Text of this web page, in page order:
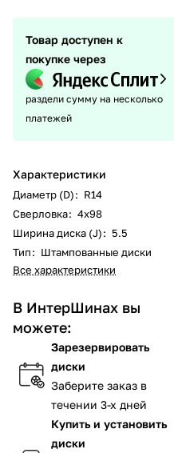
Товар доступен к
покупке через
раздели сумму на несколько
платежей
Характеристики
Диаметр (D): R14
Сверловка: 4х98
Ширина диска (J): 5.5
Тип: Штампованные диски
Все характеристики
В ИнтерШинах вы
можете:
Зарезервировать
диски
Заберите заказ в
течении 3-х дней
Купить и установить
диски